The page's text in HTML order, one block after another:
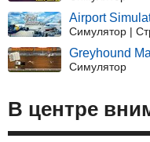
Airport
Симулятор |
Greyhound
Симулятор
В центре